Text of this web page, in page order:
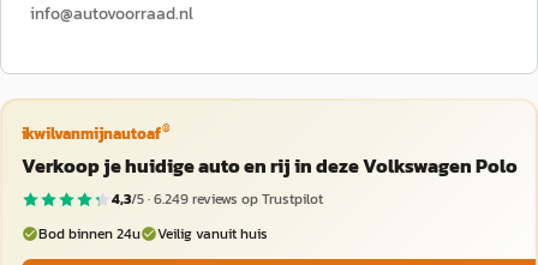
info@autovoorraad.nl
ikwilvanmijnautoaf®
Verkoop je huidige auto en rij in deze Volkswagen Polo
4,3/5 ·6.249reviews op Trustpilot
Bod binnen 24u
Veilig vanuit huis